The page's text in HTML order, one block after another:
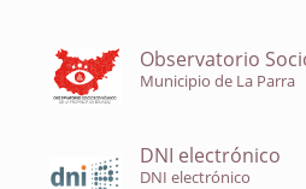
Observatorio
Municipio de La Parra
DNI electrónico
DNI electrónico